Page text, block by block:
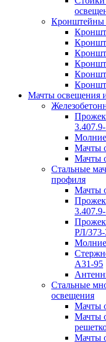
Кронштейны
Мачты освещения
Мачты
Мачты
Стальные
профиля
Мачты
РЛ/373-
А31-95
Стальные
освещения
Мачты
Мачты
Мачты